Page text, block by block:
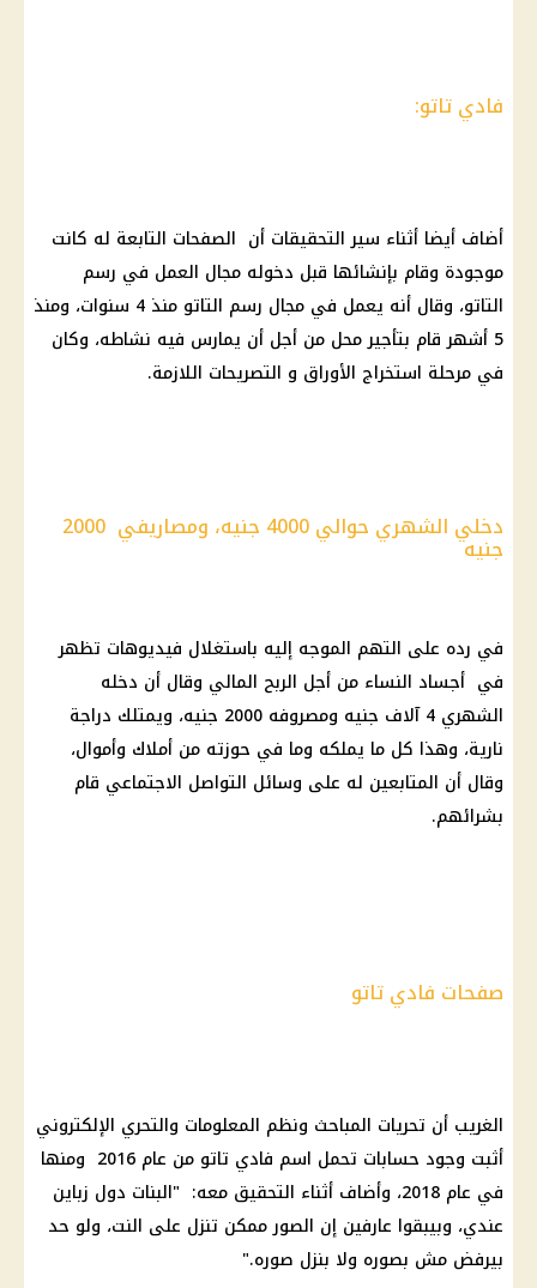
فادي تاتو:
أضاف أيضا أثناء سيرالتحقيقات أن الصفحات التابعة له كانت
موجودة وقام بإنشائها قبل دخوله مجال العمل في رسم
التاتو، وقال أنه يعمل في مجال رسم التاتو منذ 4 سنوات، ومنذ
5 أشهر قام بتأجير محل من أجل أن يمارس فيه نشاطه، وكان
في مرحلة استخراج الأوراق و التصريحات اللازمة.
دخلي الشهري حوالي 4000 جنيه، ومصاريفي 2000
جنيه
في رده على التهم الموجه إليه باستغلال فيديوهات تظهر
في أجساد النساء من أجل الربح المالي وقال أن دخله
الشهري 4 آلاف جنيه ومصروفه 2000 جنيه، ويمتلك دراجة
نارية، وهذا كل ما يملكه وما في حوزته من أملاك وأموال،
وقال أن المتابعين له على وسائل التواصل الاجتماعي قام
بشرائهم.
صفحات فادي تاتو
الغريب أن تحريات المباحث ونظم المعلومات والتحري الإلكتروني
أثبت وجود حسابات تحمل اسم فادي تاتو من عام 2016 ومنها
في عام 2018، وأضاف أثناء التحقيق معه: "البنات دول زباين
عندي، وبيبقوا عارفين إن الصور ممكن تنزل على النت، ولو حد
بيرفض مش بصوره ولا بنزل صوره."